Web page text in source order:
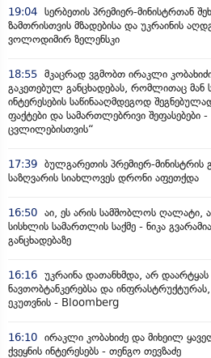
19:04 სერბეთის პრემიერ-მინისტრთან
ზამთრისთვის მზადებისა და უკრაინის
ვოლოდიმირ ზელენსკი
18:55 მკაცრად ვგმობთ ირაკლი
გაკეთებულ განცხადებას, რომლითაც
ინტერესების საწინააღმდეგოდ
ფაქტები და სამართლებრივი შეფასებები
ცვლილებისთვის“
17:39 ბულგარეთის პრემიერ-მინისტრის
საზღვარის სიახლოვეს დრონი აფეთქდა
16:50 აი, ეს არის სამშობლოს ღალატი,
სისხლის სამართლის საქმე - ნიკა
განცხადებაზე
16:16 უკრაინა დათანხმდა, არ დაარტყას
ნავთობტანკერებსა და
ეკუთვნის - Bloomberg
16:10 ირაკლი კობახიძე და მიხეილ
ქვეყნის ინტერესებს - თენგო თევზაძე